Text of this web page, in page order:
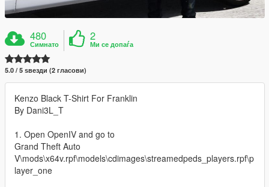
480
Симнато
2
Ми се допаѓа
5.0 / 5 ѕвезди (2 гласови)
Kenzo Black T-Shirt For Franklin
By Dani3L_T
1. Open OpenIV and go to
Grand Theft Auto
V\mods\x64v.rpf\models\cdimages\streamedpeds_players.rpf\p
layer_one